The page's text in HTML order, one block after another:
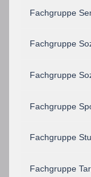
Fachgruppe
Fachgruppe
Fachgruppe
Fachgruppe
Fachgruppe
Fachgruppe